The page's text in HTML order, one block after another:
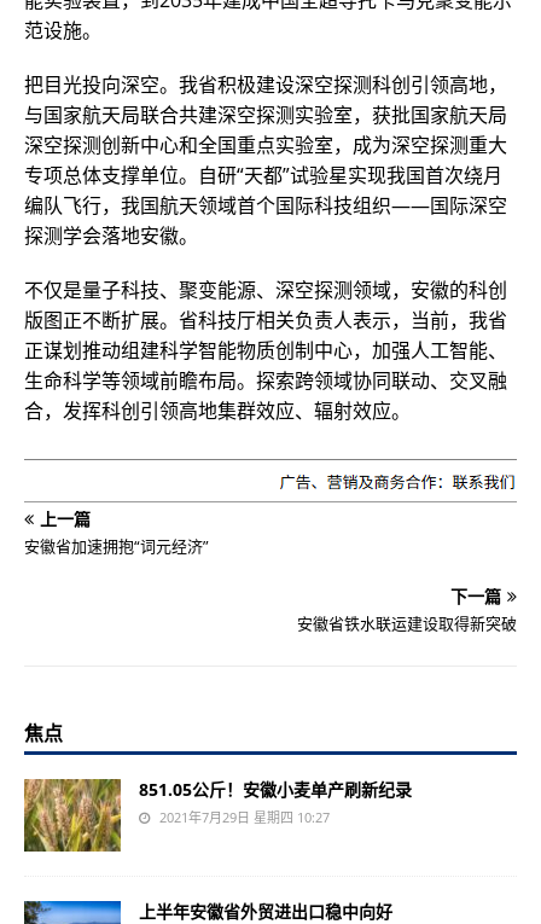
范设施。
把目光投向深空。我省积极建设深空探测科创引领高地，
与国家航天局联合共建深空探测实验室，获批国家航天局
深空探测创新中心和全国重点实验室，成为深空探测重大
专项总体支撑单位。自研“天都”试验星实现我国首次绕月
编队飞行，我国航天领域首个国际科技组织——国际深空
探测学会落地安徽。
不仅是量子科技、聚变能源、深空探测领域，安徽的科创
版图正不断扩展。省科技厅相关负责人表示，当前，我省
正谋划推动组建科学智能物质创制中心，加强人工智能、
生命科学等领域前瞻布局。探索跨领域协同联动、交叉融
合，发挥科创引领高地集群效应、辐射效应。
上一篇
安徽省加速拥抱“词元经济”
下一篇
安徽省铁水联运建设取得新突破
焦点
851.05公斤！安徽小麦单产刷新纪录
2021年7月29日 星期四 10:27
上半年安徽省外贸进出口稳中向好